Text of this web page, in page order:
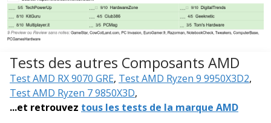
Tests des autres Composants AMD
Test AMD RX 9070 GRE, Test AMD Ryzen 9 9950X3D2,
Test AMD Ryzen 7 9850X3D,
...et retrouvez tous les tests de la marque AMD